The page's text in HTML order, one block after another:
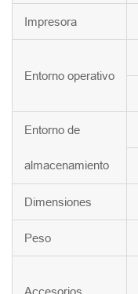
Impresora
Entorno operativo
Entorno de
almacenamiento
Dimensiones
Peso
Accesorios